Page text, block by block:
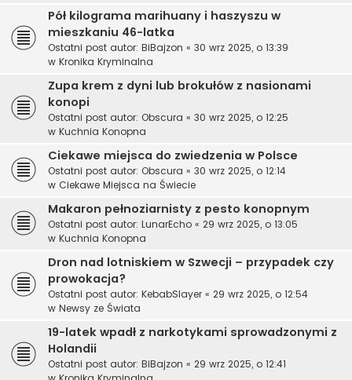
Pół kilograma marihuany i haszyszu w
mieszkaniu 46-latka
Ostatni post autor: BiBajzon « 30 wrz 2025, o 13:39
w Kronika Kryminalna
Zupa krem z dyni lub brokułów z nasionami
konopi
Ostatni post autor: Obscura « 30 wrz 2025, o 12:25
w Kuchnia Konopna
Ciekawe miejsca do zwiedzenia w Polsce
Ostatni post autor: Obscura « 30 wrz 2025, o 12:14
w Ciekawe Miejsca na Świecie
Makaron pełnoziarnisty z pesto konopnym
Ostatni post autor: LunarEcho « 29 wrz 2025, o 13:05
w Kuchnia Konopna
Dron nad lotniskiem w Szwecji – przypadek czy
prowokacja?
Ostatni post autor: KebabSlayer « 29 wrz 2025, o 12:54
w Newsy ze Świata
19-latek wpadł z narkotykami sprowadzonymi z
Holandii
Ostatni post autor: BiBajzon « 29 wrz 2025, o 12:41